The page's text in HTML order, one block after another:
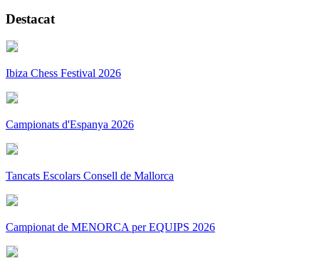
Destacat
Ibiza Chess Festival 2026
Campionats d'Espanya 2026
Tancats Escolars Consell de Mallorca
Campionat de MENORCA per EQUIPS 2026